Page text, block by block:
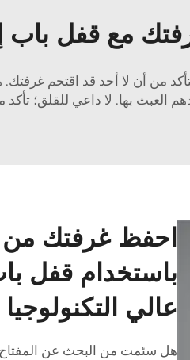
مع قفل باب
احفظ غرفتك من
باستخدام قفل
عالي التكنولوجيا
هل سئمت من البحث عن